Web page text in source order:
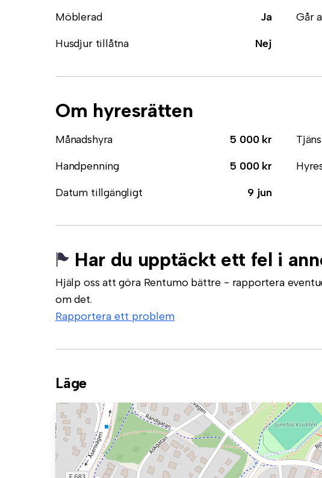
Möblerad
Ja Går
Husdjur tillåtna
Nej
Om hyresrätten
Månadshyra 5 000 kr
Handpenning
5 000 kr
Datum tillgängligt
9 jun
Har du upptäckt ett fel i
Hjälp oss att göra Rentumo bättre - rapportera
om det.
Rapportera ett problem
Läge